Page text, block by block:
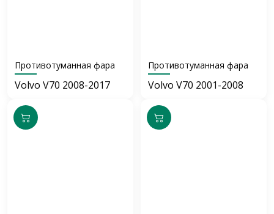
Противотуманная фара
Volvo V70 2008-2017
Противотуманная фара
Volvo V70 2001-2008